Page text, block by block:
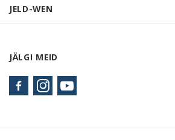
JELD-WEN
JÄLGI MEID